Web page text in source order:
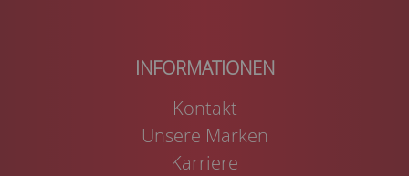
Kontakt
Unsere Marken
Karriere